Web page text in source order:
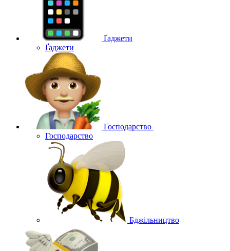
Ґаджети
Ґаджети
Господарство
Господарство
Бджільництво